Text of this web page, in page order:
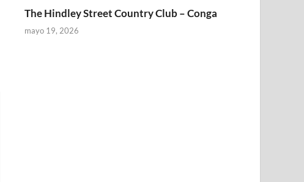
The Hindley Street Country Club – Conga
mayo 19, 2026